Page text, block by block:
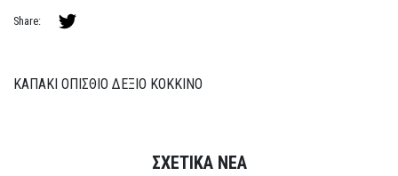
Share:
ΚΑΠΑΚΙ ΟΠΙΣΘΙΟ ΔΕΞΙΟ ΚΟΚΚΙΝΟ
ΣΧΕΤΙΚΑ ΝΕΑ